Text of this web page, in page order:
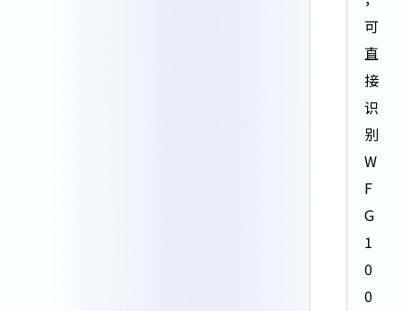
可
直
接
识
别
W
F
G
1
0
0